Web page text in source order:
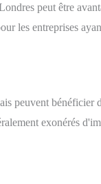
peut être
les entreprises
peuvent
exonérés